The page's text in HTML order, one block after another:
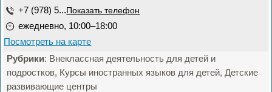
+7 (978) 5... Показать телефон
ежедневно, 10:00–18:00
Посмотреть на карте
Рубрики: Внеклассная деятельность для детей и
подростков, Курсы иностранных языков для детей, Детские
развивающие центры